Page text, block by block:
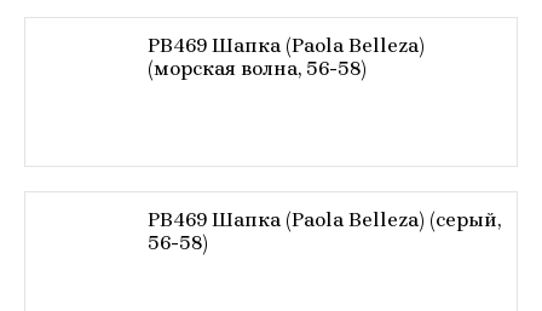
PB469 Шапка (Paola Belleza)
(морская волна, 56-58)
PB469 Шапка (Paola Belleza) (серый,
56-58)